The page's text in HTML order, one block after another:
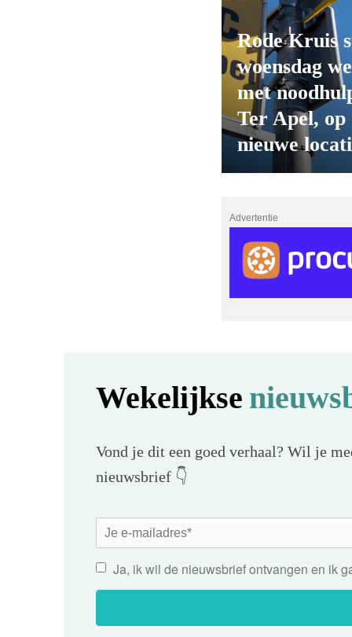
Rode Kruis
woensdag
met
Ter Apel, op
nieuwe
Advertentie
Wekelijkse
Vond je dit een goed verhaal? Wil je
nieuwsbrief 👇
Ja, ik wil de nieuwsbrief ontvangen en ik